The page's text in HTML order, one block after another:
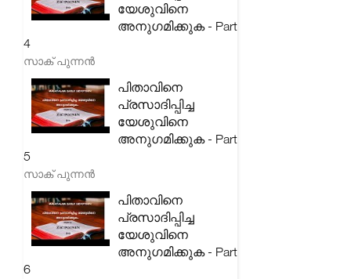
യേശുവിനെ
അനുഗമിക്കുക - Part
4
സാക് പുന്നൻ
പിതാവിനെ
പ്രസാദിപ്പിച്ച
യേശുവിനെ
അനുഗമിക്കുക - Part
5
സാക് പുന്നൻ
പിതാവിനെ
പ്രസാദിപ്പിച്ച
യേശുവിനെ
അനുഗമിക്കുക - Part
6